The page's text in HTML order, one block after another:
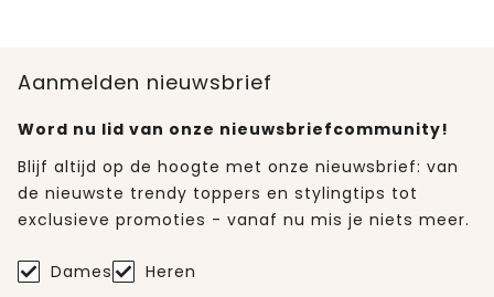
Aanmelden nieuwsbrief
Word nu lid van onze nieuwsbriefcommunity!
Blijf altijd op de hoogte met onze nieuwsbrief: van
de nieuwste trendy toppers en stylingtips tot
exclusieve promoties - vanaf nu mis je niets meer.
Dames Heren